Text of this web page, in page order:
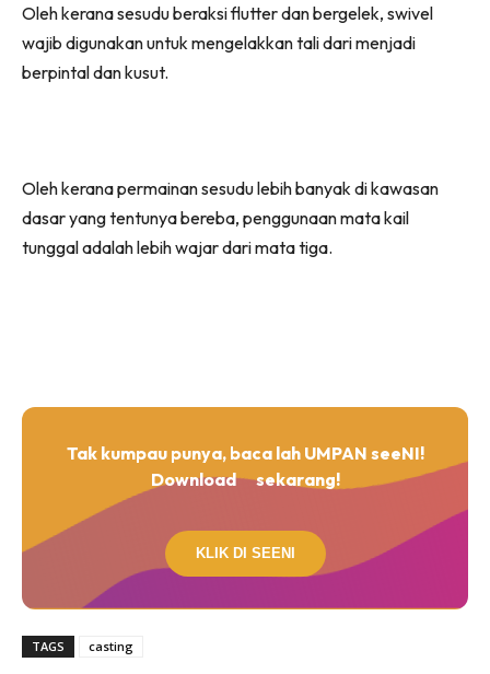
Oleh kerana sesudu beraksi flutter dan bergelek, swivel
wajib digunakan untuk mengelakkan tali dari menjadi
berpintal dan kusut.
Oleh kerana permainan sesudu lebih banyak di kawasan
dasar yang tentunya bereba, penggunaan mata kail
tunggal adalah lebih wajar dari mata tiga.
Tak kumpau punya, baca lah UMPAN seeNI!
Download
sekarang!
KLIK DI SEENI
TAGS casting